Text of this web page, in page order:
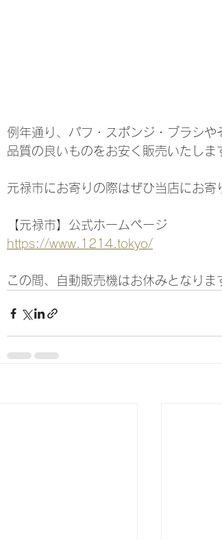
例年通り、パフ・スポンジ・ブラシや
品質の良いものをお安く販売いたしま
元禄市にお寄りの際はぜひ当店にお寄
【元禄市】公式ホームページ
https://www.1214.tokyo/
この間、自動販売機はお休みとなりま